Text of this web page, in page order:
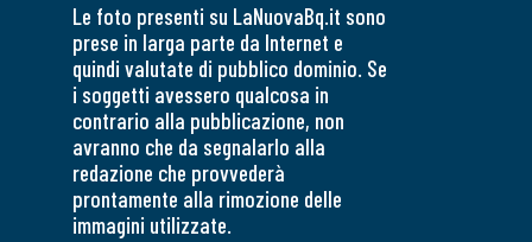
Le foto presenti su LaNuovaBq.it sono
prese in larga parte da Internet e
quindi valutate di pubblico dominio. Se
i soggetti avessero qualcosa in
contrario alla pubblicazione, non
avranno che da segnalarlo alla
redazione che provvederà
prontamente alla rimozione delle
immagini utilizzate.